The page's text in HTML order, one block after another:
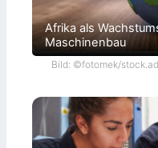
Afrika als
Maschinenbau
Bild: ©fotomek/